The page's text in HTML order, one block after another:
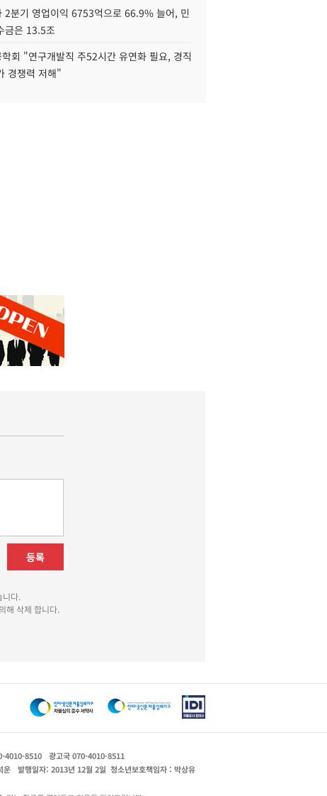
2분기 영업이익 6753억으로 66.9% 늘어, 민
금은 13.5조
학회 "연구개발직 주52시간 유연화 필요, 경직
경쟁력 저해"
등록
다.
해 삭제 합니다.
4010-8510
광고국 070-4010-8511
운 발행일자: 2013년 12월 2일 청소년보호책임자 : 박상유